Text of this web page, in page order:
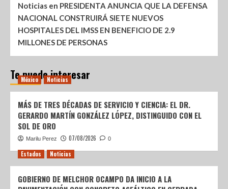
Noticias en PRESIDENTA ANUNCIA QUE LA DEFENSA
NACIONAL CONSTRUIRÁ SIETE NUEVOS
HOSPITALES DEL IMSS EN BENEFICIO DE 2.9
MILLONES DE PERSONAS
Te puede interesar
México Noticias
MÁS DE TRES DÉCADAS DE SERVICIO Y CIENCIA: EL DR.
GERARDO MARTÍN GONZÁLEZ LÓPEZ, DISTINGUIDO CON EL
SOL DE ORO
Marilu Perez 07/08/2026 0
Estados Noticias
GOBIERNO DE MELCHOR OCAMPO DA INICIO A LA